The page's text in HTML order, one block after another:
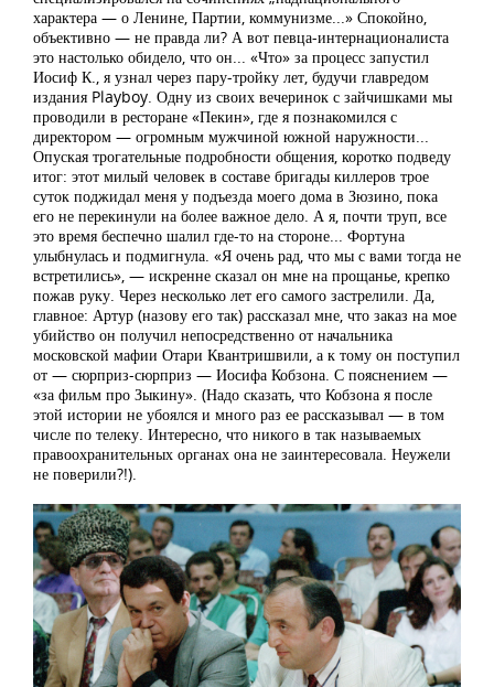
характера — о Ленине, Партии, коммунизме...» Спокойно,
объективно — не правда ли? А вот певца-интернационалиста
это настолько обидело, что он... «Что» за процесс запустил
Иосиф К., я узнал через пару-тройку лет, будучи главредом
издания Playboy. Одну из своих вечеринок с зайчишками мы
проводили в ресторане «Пекин», где я познакомился с
директором — огромным мужчиной южной наружности...
Опуская трогательные подробности общения, коротко подведу
итог: этот милый человек в составе бригады киллеров трое
суток поджидал меня у подъезда моего дома в Зюзино, пока
его не перекинули на более важное дело. А я, почти труп, все
это время беспечно шалил где-то на стороне... Фортуна
улыбнулась и подмигнула. «Я очень рад, что мы с вами тогда не
встретились», — искренне сказал он мне на прощанье, крепко
пожав руку. Через несколько лет его самого застрелили. Да,
главное: Артур (назову его так) рассказал мне, что заказ на мое
убийство он получил непосредственно от начальника
московской мафии Отари Квантришвили, а к тому он поступил
от — сюрприз-сюрприз — Иосифа Кобзона. С пояснением —
«за фильм про Зыкину». (Надо сказать, что Кобзона я после
этой истории не убоялся и много раз ее рассказывал — в том
числе по телеку. Интересно, что никого в так называемых
правоохранительных органах она не заинтересовала. Неужели
не поверили?!).